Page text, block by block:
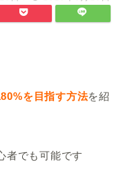
を目指す方法を紹
者でも可能です